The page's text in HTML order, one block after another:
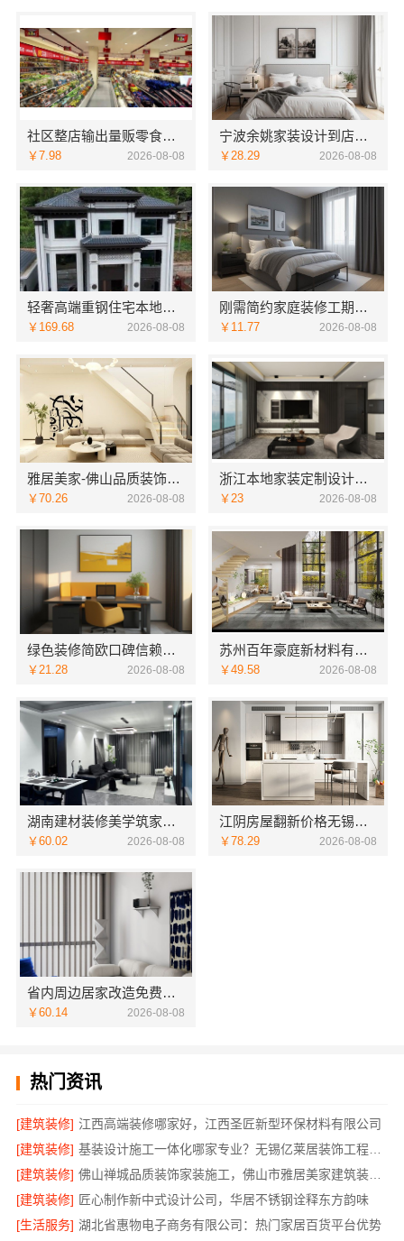
社区整店输出量贩零食适配全场景，河南零百味供应链有限公司
￥7.98 2026-08-08
宁波余姚家装设计到店咨询-宁波雅美和居建材科技
￥28.29 2026-08-08
轻奢高端重钢住宅本地维保-云南晟构建筑建材有限公司服务
￥169.68 2026-08-08
刚需简约家庭装修工期提速，海南万赢饰家新型建筑材料有限公司快速入住
￥11.77 2026-08-08
雅居美家-佛山品质装饰家装设计首选品牌
￥70.26 2026-08-08
浙江本地家装定制设计大概报价-浙江乐享新材料有限公司
￥23 2026-08-08
绿色装修简欧口碑信赖江西尚宅尚品新型环保材料有限公司
￥21.28 2026-08-08
苏州百年豪庭新材料有限公司：苏州相城一站式家装设计多少钱拎包入住
￥49.58 2026-08-08
湖南建材装修美学筑家怎么选？三大优势助您明智决策
￥60.02 2026-08-08
江阴房屋翻新价格无锡亿莱居装饰工程材料有限公司
￥78.29 2026-08-08
省内周边居家改造免费量房收费标准-浙江乐享新材料有限公司
￥60.14 2026-08-08
热门资讯
[建筑装修] 江西高端装修哪家好，江西圣匠新型环保材料有限公司
[建筑装修]
基装设计施工一体化哪家专业？无锡亿莱居装饰工程材料有限公司专业可靠
[建筑装修]
佛山禅城品质装饰家装施工，佛山市雅居美家建筑装饰工程有限公司
[建筑装修] 匠心制作新中式设计公司，华居不锈钢诠释东方韵味
[生活服务] 湖北省惠物电子商务有限公司：热门家居百货平台优势